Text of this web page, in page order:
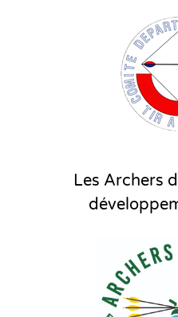
Les Archers